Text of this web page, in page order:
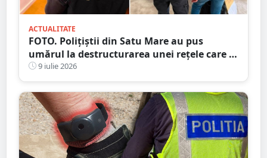
ACTUALITATE
FOTO. Polițiștii din Satu Mare au pus
umărul la destructurarea unei rețele care a
dat țepe de peste 1,3 milioane de euro
9 iulie 2026